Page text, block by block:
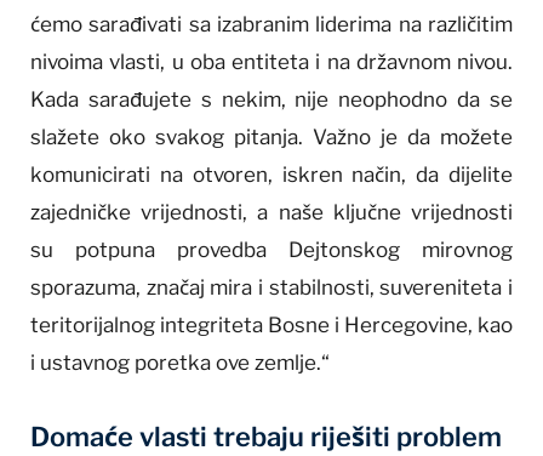
ćemo sarađivati sa izabranim liderima na različitim
nivoima vlasti, u oba entiteta i na državnom nivou.
Kada sarađujete s nekim, nije neophodno da se
slažete oko svakog pitanja. Važno je da možete
komunicirati na otvoren, iskren način, da dijelite
zajedničke vrijednosti, a naše ključne vrijednosti
su potpuna provedba Dejtonskog mirovnog
sporazuma, značaj mira i stabilnosti, suvereniteta i
teritorijalnog integriteta Bosne i Hercegovine, kao
i ustavnog poretka ove zemlje.“
Domaće vlasti trebaju riješiti problem